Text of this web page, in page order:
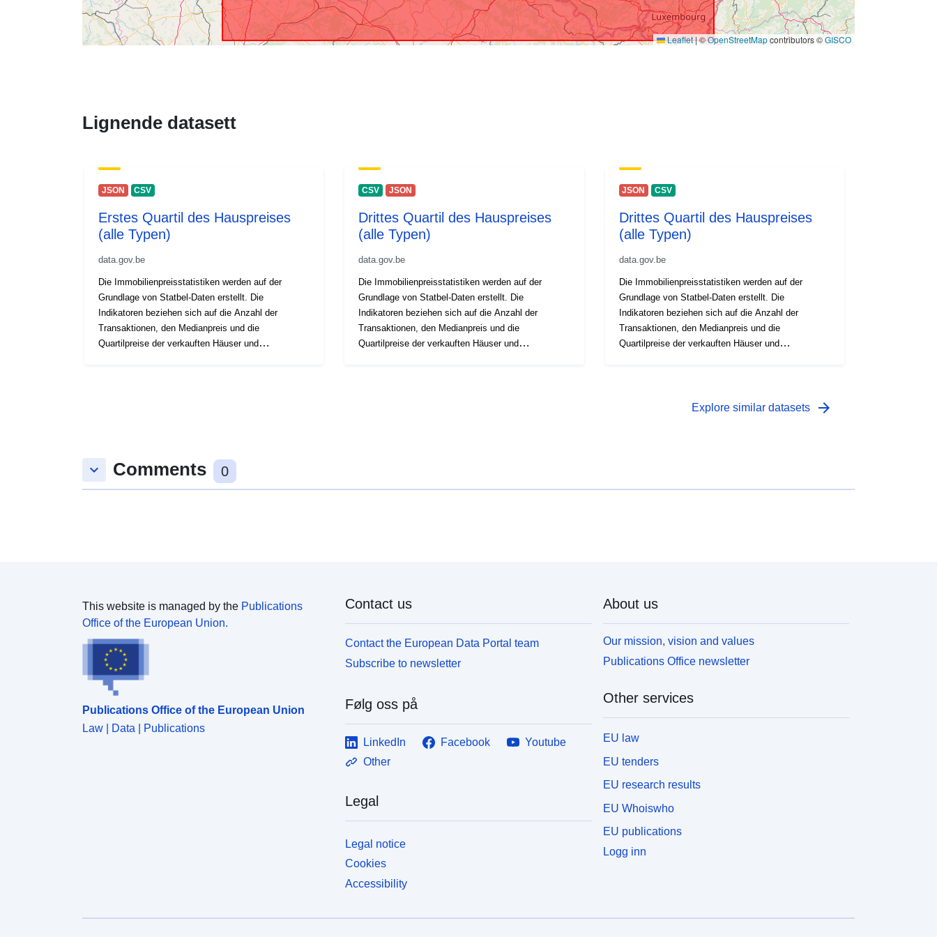
Leaflet|©OpenStreetMapcontributors ©GISCO
Lignende datasett
JSON CSV
Erstes Quartil des Hauspreises
(alle Typen)
data.gov.be
Die Immobilienpreisstatistiken werden auf der
Grundlage von Statbel-Daten erstellt. Die
Indikatoren beziehen sich auf die Anzahl der
Transaktionen, den Medianpreis und die
Quartilpreise der verkauften Häuser und
CSV JSON
Drittes Quartil des Hauspreises
(alle Typen)
data.gov.be
Die Immobilienpreisstatistiken werden auf der
Grundlage von Statbel-Daten erstellt. Die
Indikatoren beziehen sich auf die Anzahl der
Transaktionen, den Medianpreis und die
Quartilpreise der verkauften Häuser und
JSON CSV
Drittes Quartil des Hauspreises
(alle Typen)
data.gov.be
Die Immobilienpreisstatistiken werden auf der
Grundlage von Statbel-Daten erstellt. Die
Indikatoren beziehen sich auf die Anzahl der
Transaktionen, den Medianpreis und die
Quartilpreise der verkauften Häuser und
Explore similar datasets arrow_forward
keyboard_arrow_down Comments 0
This website is managed by the Publications
Office of the European Union.
Publications Office of the European Union
Law | Data | Publications
Contact us
Contact the European Data Portal team
Subscribe to newsletter
Følg oss på
LinkedIn Facebook
Youtube
Other
Legal
Legal notice
Cookies
Accessibility
About us
Our mission, vision and values
Publications Office newsletter
Other services
EU law
EU tenders
EU research results
EU Whoiswho
EU publications
Logg inn